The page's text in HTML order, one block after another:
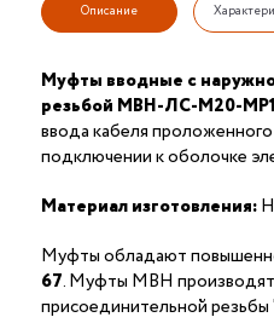
Описание
Муфты вводные с
резьбой МВН-ЛС-М20-
ввода кабеля
подключении к оболочке
Материал изготовления:
Муфты обладают
67. Муфты МВН
присоединительной резьбы